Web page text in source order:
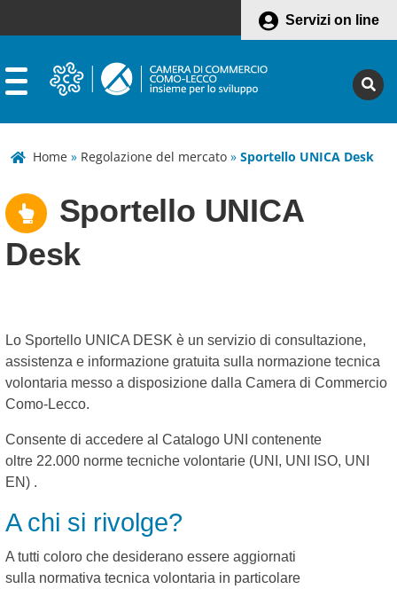
Servizi on line
Home » Regolazione del mercato » Sportello UNICA Desk
Sportello UNICA
Desk
Lo Sportello UNICA DESK è un servizio di consultazione,
assistenza e informazione gratuita sulla normazione tecnica
volontaria messo a disposizione dalla Camera di Commercio
Como-Lecco.
Consente di accedere al Catalogo UNI contenente
oltre 22.000 norme tecniche volontarie (UNI, UNI ISO, UNI
EN) .
A chi si rivolge?
A tutti coloro che desiderano essere aggiornati
sulla normativa tecnica volontaria in particolare